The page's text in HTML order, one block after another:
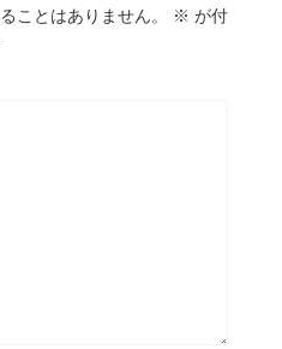
ことはありません。 ※ が付